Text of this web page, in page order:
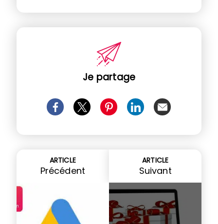
Je partage
ARTICLE
Précédent
ARTICLE
Suivant